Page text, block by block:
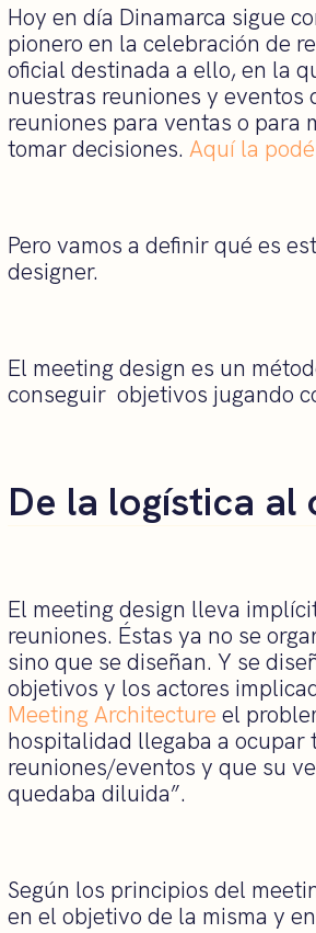
Hoy en día Dinamarca sigue
pionero en la celebración de
oficial destinada a ello, en la
nuestras reuniones y
reuniones para ventas o para
tomar decisiones. Aquí la
Pero vamos a definir qué es
designer.
El meeting design es un
conseguir objetivos jugando
De la logística al
El meeting design lleva
reuniones. Éstas ya no se
sino que se diseñan. Y se
objetivos y los actores
Meeting Architecture el
hospitalidad llegaba a ocupar
reuniones/eventos y que su
quedaba diluida”.
Según los principios del
en el objetivo de la misma y